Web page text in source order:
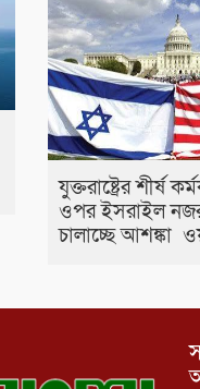
যুক্তরাষ্ট্রের শীর্ষ
ওপর ইসরাইল
চালাচ্ছে আশঙ্কা